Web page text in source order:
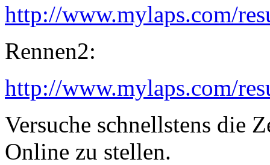
http://www.mylaps.com/
Rennen2:
http://www.mylaps.com/
Versuche schnellstens die
Online zu stellen.